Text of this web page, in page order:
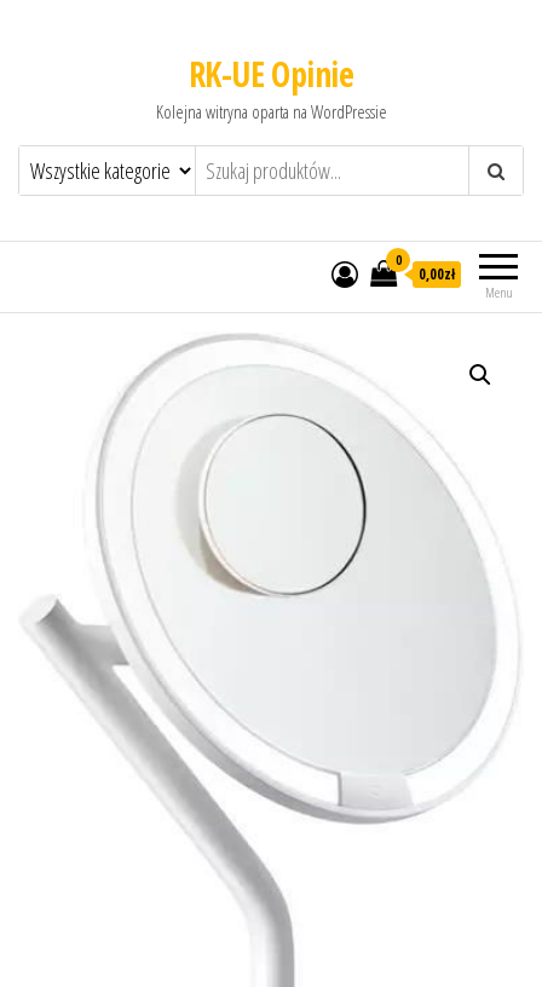
RK-UE Opinie
Kolejna witryna oparta na WordPressie
Menu
0
0,00zł